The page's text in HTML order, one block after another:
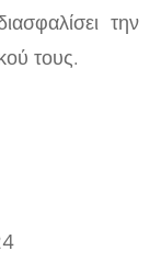
την
τους.